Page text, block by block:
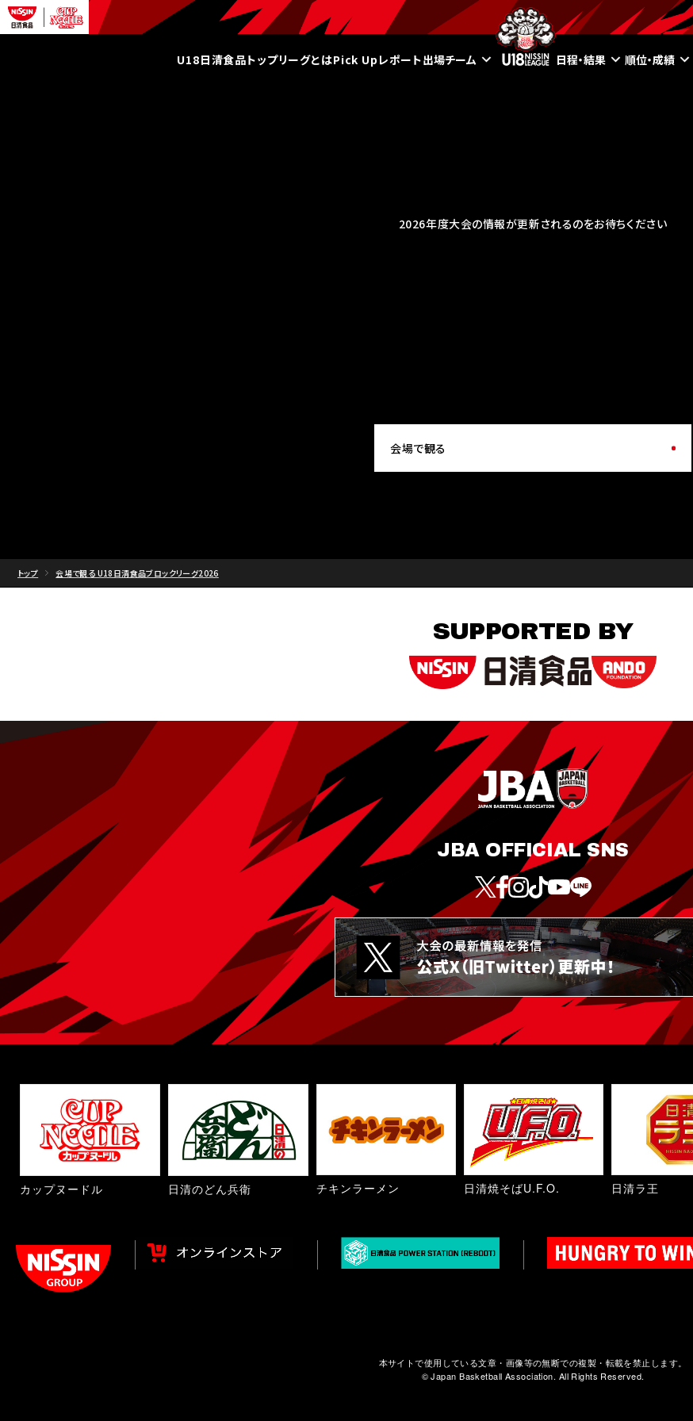
U18日清食品トップリーグとはPick Upレポート出場チーム 日程・結果 順位・成績
2026年度大会の情報が更新されるのをお待ちください
会場で観る
トップ 会場で観る U18日清食品ブロックリーグ2026
SUPPORTED BY
JBA OFFICIAL SNS
カップヌードル 日清のどん兵衛 チキンラーメン 日清焼そばU.F.O. 日清ラ王
本サイトで使用している文章・画像等の無断での複製・転載を禁止します。
© Japan Basketball Association. All Rights Reserved.